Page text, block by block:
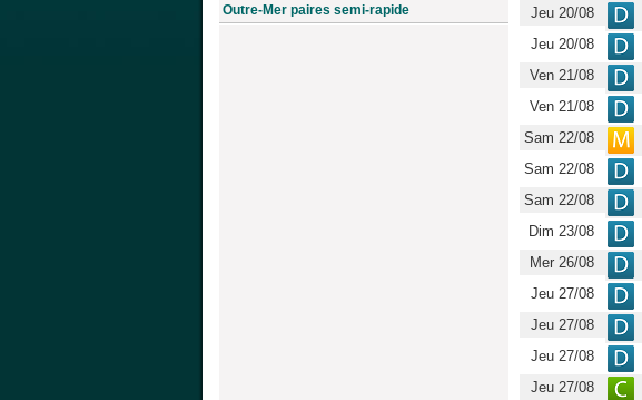
Outre-Mer paires semi-rapide
Jeu 20/08
Jeu 20/08
Ven 21/08
Ven 21/08
Sam 22/08
Sam 22/08
Sam 22/08
Dim 23/08
Mer 26/08
Jeu 27/08
Jeu 27/08
Jeu 27/08
Jeu 27/08